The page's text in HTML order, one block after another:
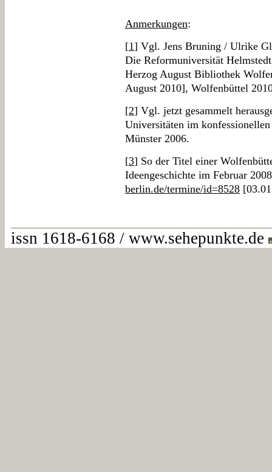
Anmerkungen:
[1] Vgl. Jens Bruning / Ulrike
Die Reformuniversität
Herzog August Bibliothek
August 2010], Wolfenbüttel
[2] Vgl. jetzt gesammelt
Universitäten im
Münster 2006.
[3] So der Titel einer
Ideengeschichte im Februar
berlin.de/termine/id=8528
issn 1618-6168 / www.sehepunkte.de